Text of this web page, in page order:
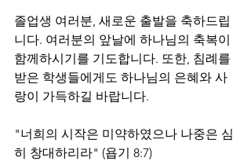
졸업생 여러분, 새로운 출발을 축하드립
니다. 여러분의 앞날에 하나님의 축복이
함께하시기를 기도합니다. 또한, 침례를
받은 학생들에게도 하나님의 은혜와 사
랑이 가득하길 바랍니다.
"너희의 시작은 미약하였으나 나중은 심
히 창대하리라" (욥기 8:7)